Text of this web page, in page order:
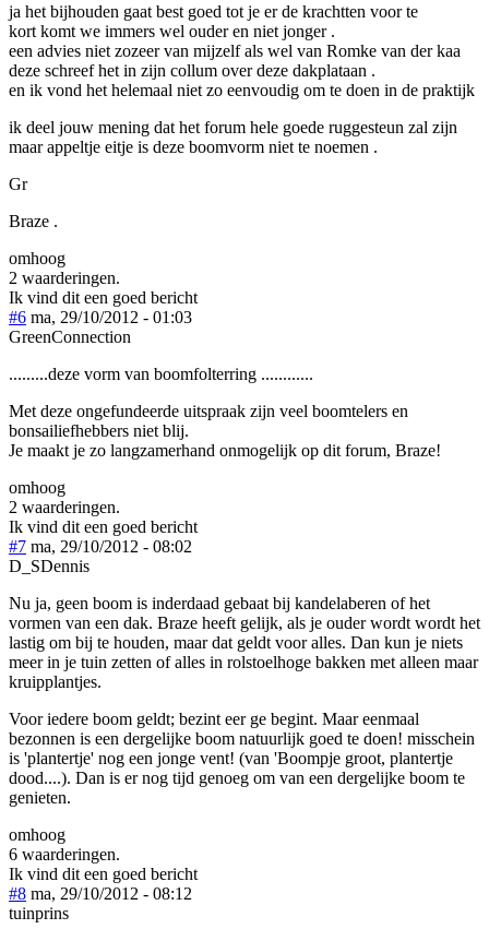
ja het bijhouden gaat best goed tot je er de krachtten voor te
kort komt we immers wel ouder en niet jonger .
een advies niet zozeer van mijzelf als wel van Romke van der kaa
deze schreef het in zijn collum over deze dakplataan .
en ik vond het helemaal niet zo eenvoudig om te doen in de praktijk
ik deel jouw mening dat het forum hele goede ruggesteun zal zijn
maar appeltje eitje is deze boomvorm niet te noemen .
Gr
Braze .
omhoog
2 waarderingen.
Ik vind dit een goed bericht
#6 ma, 29/10/2012 - 01:03
GreenConnection
.........deze vorm van boomfolterring ............
Met deze ongefundeerde uitspraak zijn veel boomtelers en
bonsailiefhebbers niet blij.
Je maakt je zo langzamerhand onmogelijk op dit forum, Braze!
omhoog
2 waarderingen.
Ik vind dit een goed bericht
#7 ma, 29/10/2012 - 08:02
D_SDennis
Nu ja, geen boom is inderdaad gebaat bij kandelaberen of het
vormen van een dak. Braze heeft gelijk, als je ouder wordt wordt het
lastig om bij te houden, maar dat geldt voor alles. Dan kun je niets
meer in je tuin zetten of alles in rolstoelhoge bakken met alleen maar
kruipplantjes.
Voor iedere boom geldt; bezint eer ge begint. Maar eenmaal
bezonnen is een dergelijke boom natuurlijk goed te doen! misschein
is 'plantertje' nog een jonge vent! (van 'Boompje groot, plantertje
dood....). Dan is er nog tijd genoeg om van een dergelijke boom te
genieten.
omhoog
6 waarderingen.
Ik vind dit een goed bericht
#8 ma, 29/10/2012 - 08:12
tuinprins